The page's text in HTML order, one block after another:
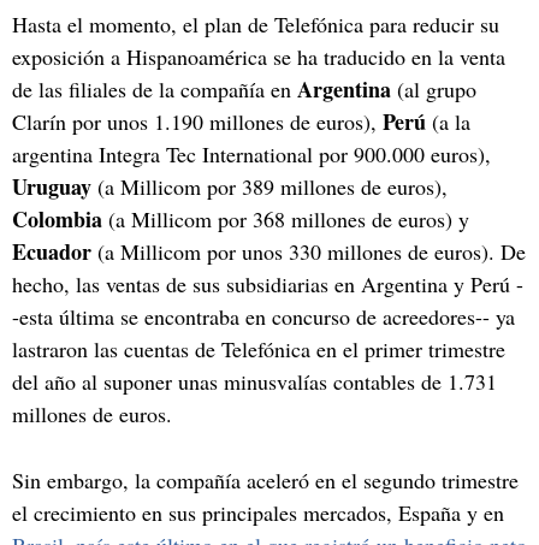
Hasta el momento, el plan de Telefónica para reducir su
exposición a Hispanoamérica se ha traducido en la venta
de las filiales de la compañía en Argentina (al grupo
Clarín por unos 1.190 millones de euros), Perú (a la
argentina Integra Tec International por 900.000 euros),
Uruguay (a Millicom por 389 millones de euros),
Colombia (a Millicom por 368 millones de euros) y
Ecuador (a Millicom por unos 330 millones de euros). De
hecho, las ventas de sus subsidiarias en Argentina y Perú -
-esta última se encontraba en concurso de acreedores-- ya
lastraron las cuentas de Telefónica en el primer trimestre
del año al suponer unas minusvalías contables de 1.731
millones de euros.
Sin embargo, la compañía aceleró en el segundo trimestre
el crecimiento en sus principales mercados, España y en